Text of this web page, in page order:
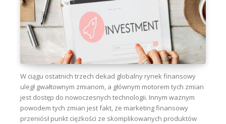
W ciągu ostatnich trzech dekad globalny rynek finansowy
uległ gwałtownym zmianom, a głównym motorem tych zmian
jest dostęp do nowoczesnych technologii. Innym ważnym
powodem tych zmian jest fakt, że marketing finansowy
przeniósł punkt ciężkości ze skomplikowanych produktów